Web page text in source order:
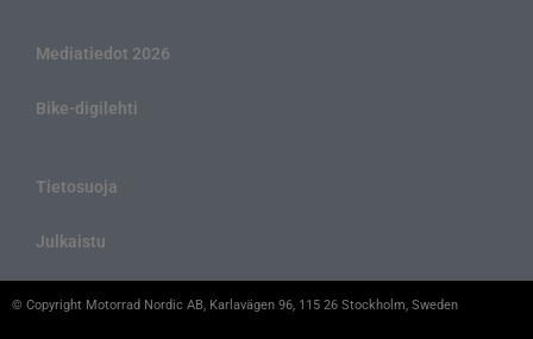
Mediatiedot 2026
Bike-digilehti
Tietosuoja
Julkaistu
© Copyright Motorrad Nordic AB, Karlavägen 96, 115 26 Stockholm, Sweden